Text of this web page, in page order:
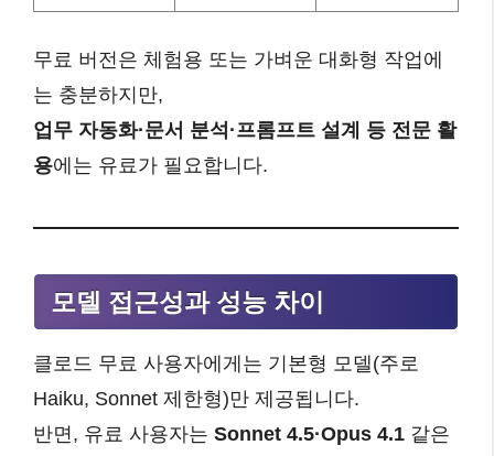
무료 버전은 체험용 또는 가벼운 대화형 작업에
는 충분하지만,
업무 자동화·문서 분석·프롬프트 설계 등 전문 활
용에는 유료가 필요합니다.
모델 접근성과 성능 차이
클로드 무료 사용자에게는 기본형 모델(주로
Haiku, Sonnet 제한형)만 제공됩니다.
반면, 유료 사용자는 Sonnet 4.5·Opus 4.1 같은